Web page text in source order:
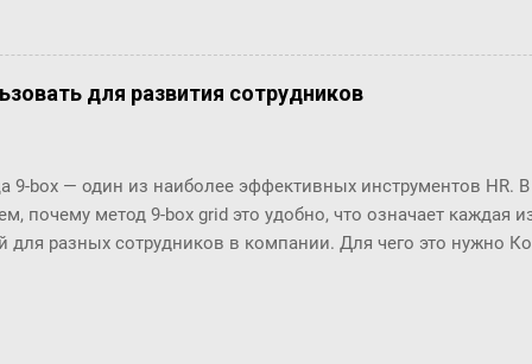
обновлять версии и получать техническую
и разрабатывать "с нуля": Шаблоны
отчёты ... Чтобы эти доработки были возможны, в
особенно удобны разработчикам по двум основным
(шаблоны, процедуры, ...) и их код нужно было в п...
для развития сотрудников
9-box — один из наиболее эффективных инструментов HR.
почему метод 9-box grid это удобно, что означает каждая
для разных сотрудников в компании. Для чего это нужно
General Electrics приоритизировать инвестиции. На